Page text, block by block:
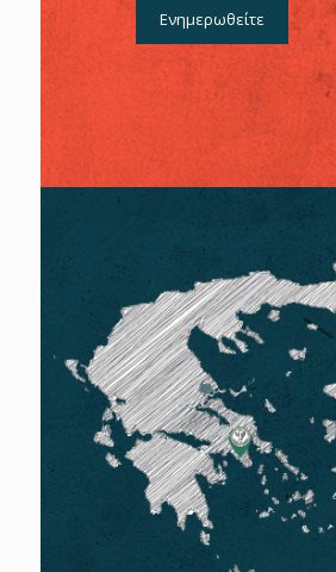
Ενημερωθείτε